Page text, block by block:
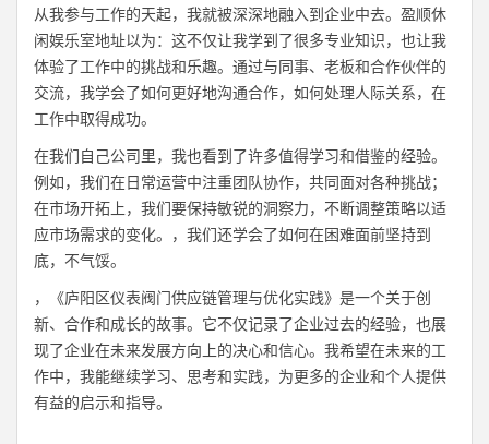
从我参与工作的天起，我就被深深地融入到企业中去。盈顺休
闲娱乐室地址以为：这不仅让我学到了很多专业知识，也让我
体验了工作中的挑战和乐趣。通过与同事、老板和合作伙伴的
交流，我学会了如何更好地沟通合作，如何处理人际关系，在
工作中取得成功。
在我们自己公司里，我也看到了许多值得学习和借鉴的经验。
例如，我们在日常运营中注重团队协作，共同面对各种挑战；
在市场开拓上，我们要保持敏锐的洞察力，不断调整策略以适
应市场需求的变化。，我们还学会了如何在困难面前坚持到
底，不气馁。
，《庐阳区仪表阀门供应链管理与优化实践》是一个关于创
新、合作和成长的故事。它不仅记录了企业过去的经验，也展
现了企业在未来发展方向上的决心和信心。我希望在未来的工
作中，我能继续学习、思考和实践，为更多的企业和个人提供
有益的启示和指导。